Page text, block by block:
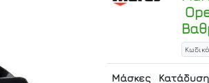
Μάσκες